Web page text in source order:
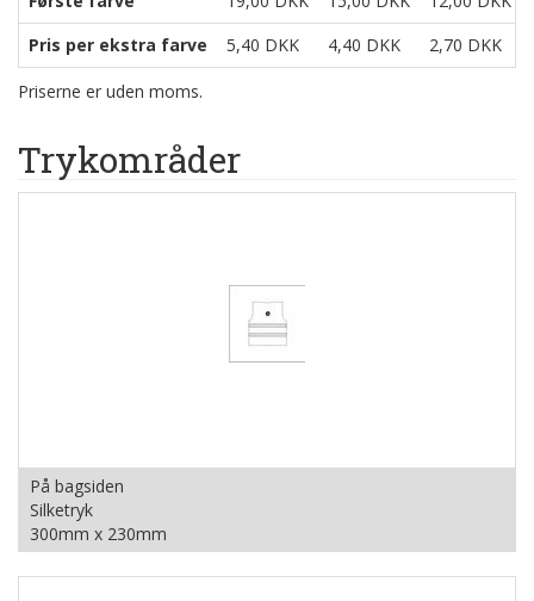
Pris per ekstra farve
5,40 DKK 4,40 DKK 2,70 DKK
Priserne er uden moms.
Trykområder
På bagsiden
Silketryk
300mm x 230mm